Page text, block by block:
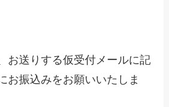
お送りする仮受付メールに記
お振込みをお願いいたしま